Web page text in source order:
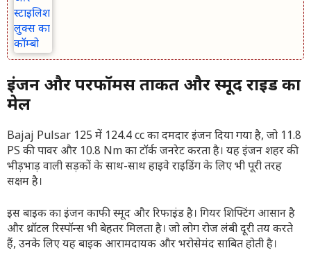
इंजन और परफॉर्मेंस ताकत और स्मूद राइड का
मेल
Bajaj Pulsar 125 में 124.4 cc का दमदार इंजन दिया गया है, जो 11.8
PS की पावर और 10.8 Nm का टॉर्क जनरेट करता है। यह इंजन शहर की
भीड़भाड़ वाली सड़कों के साथ-साथ हाइवे राइडिंग के लिए भी पूरी तरह
सक्षम है।
इस बाइक का इंजन काफी स्मूद और रिफाइंड है। गियर शिफ्टिंग आसान है
और थ्रॉटल रिस्पॉन्स भी बेहतर मिलता है। जो लोग रोज लंबी दूरी तय करते
हैं, उनके लिए यह बाइक आरामदायक और भरोसेमंद साबित होती है।